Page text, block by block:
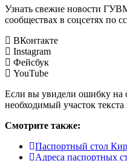
Узнать свежие новости
сообществах в соцсетях по
ВКонтакте
Instagram
Фейсбук
YouTube
Если вы увидели ошибку на
необходимый участок
Смотрите также:
Паспортный стол
Адреса паспортных